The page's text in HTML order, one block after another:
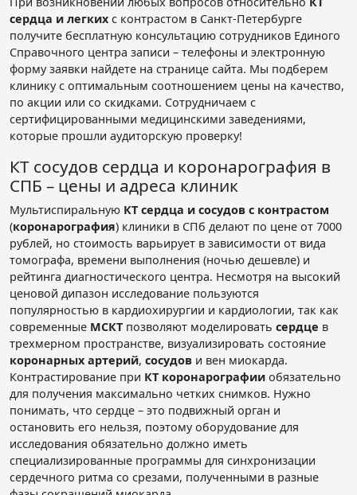
сердца и легких с контрастом в Санкт-Петербурге
получите бесплатную консультацию сотрудников Единого
Справочного центра записи – телефоны и электронную
форму заявки найдете на странице сайта. Мы подберем
клинику с оптимальным соотношением цены на качество,
по акции или со скидками. Сотрудничаем с
сертифицированными медицинскими заведениями,
которые прошли аудиторскую проверку!
КТ сосудов сердца и коронарография в
СПБ – цены и адреса клиник
Мультиспиральную КТ сердца и сосудов с контрастом
(коронарография) клиники в СПб делают по цене от 7000
рублей, но стоимость варьирует в зависимости от вида
томографа, времени выполнения (ночью дешевле) и
рейтинга диагностического центра. Несмотря на высокий
ценовой дипазон исследование пользуются
популярностью в кардиохирургии и кардиологии, так как
современные МСКТ позволяют моделировать сердце в
трехмерном пространстве, визуализировать состояние
коронарных артерий, сосудов и вен миокарда.
Контрастирование при КТ коронарографии обязательно
для получения максимально четких снимков. Нужно
понимать, что сердце – это подвижный орган и
остановить его нельзя, поэтому оборудование для
исследования обязательно должно иметь
специализированные программы для синхронизации
сердечного ритма со срезами, полученными в разные